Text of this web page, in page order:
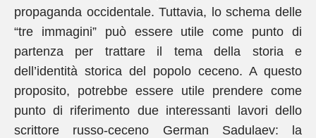
propaganda occidentale. Tuttavia, lo schema delle
“tre immagini” può essere utile come punto di
partenza per trattare il tema della storia e
dell’identità storica del popolo ceceno. A questo
proposito, potrebbe essere utile prendere come
punto di riferimento due interessanti lavori dello
scrittore russo-ceceno German Sadulaev: la